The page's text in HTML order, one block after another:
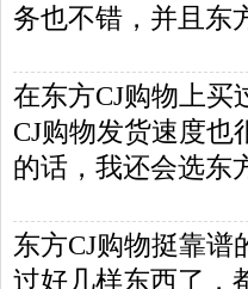
务也不错，并且东
在东方CJ购物上买
CJ购物发货速度
的话，我还会选东
东方CJ购物挺靠谱
过好几样东西了，